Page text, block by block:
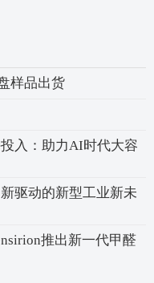
样品出货
入：助力AI时代大容
驱动的新型工业新未
推出新一代甲醛